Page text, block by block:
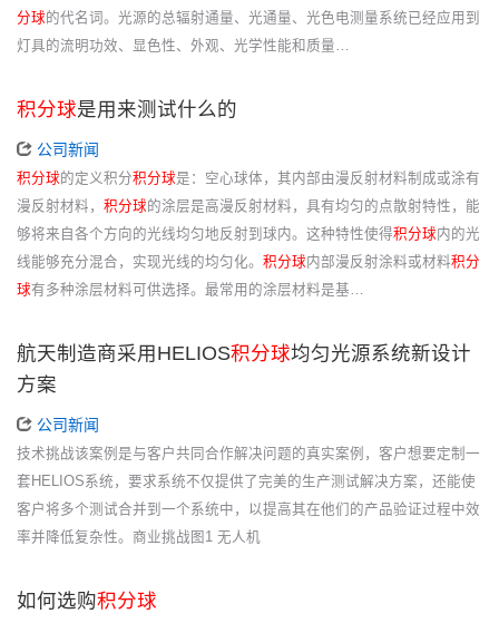
分球 的代名词。光源的总辐射通量、光通量、光色电测量系统已经应用到
灯具的流明功效、显色性、外观、光学性能和质量…
积分球是用来测试什么的
公司新闻
积分球 的定义积分积分球是：空心球体，其内部由漫反射材料制成或涂有
漫反射材料， 积分球 的涂层是高漫反射材料，具有均匀的点散射特性，能
够将来自各个方向的光线均匀地反射到球内。这种特性使得积分球 内的光
线能够充分混合，实现光线的均匀化。 积分球 内部漫反射涂料或材料积分
球有多种涂层材料可供选择。最常用的涂层材料是基…
航天制造商采用HELIOS积分球均匀光源系统新设计
方案
公司新闻
技术挑战该案例是与客户共同合作解决问题的真实案例，客户想要定制一
套HELIOS系统，要求系统不仅提供了完美的生产测试解决方案，还能使
客户将多个测试合并到一个系统中，以提高其在他们的产品验证过程中效
率并降低复杂性。商业挑战图1 无人机
如何选购积分球